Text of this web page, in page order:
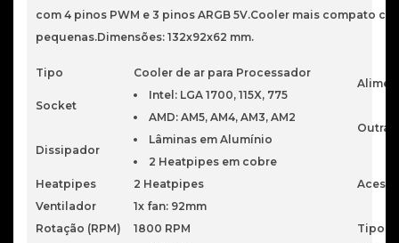
com 4 pinos PWM e 3 pinos ARGB 5V.Cooler mais compato
pequenas.Dimensões: 132x92x62 mm.
Tipo Cooler de ar para Processador
Socket
Intel: LGA 1700, 115X, 775
AMD: AM5, AM4, AM3, AM2
Dissipador
Lâminas em Alumínio
2 Heatpipes em cobre
Heatpipes
2 Heatpipes
Ventilador
1x fan: 92mm
Rotação (RPM)
1800 RPM
Tipo